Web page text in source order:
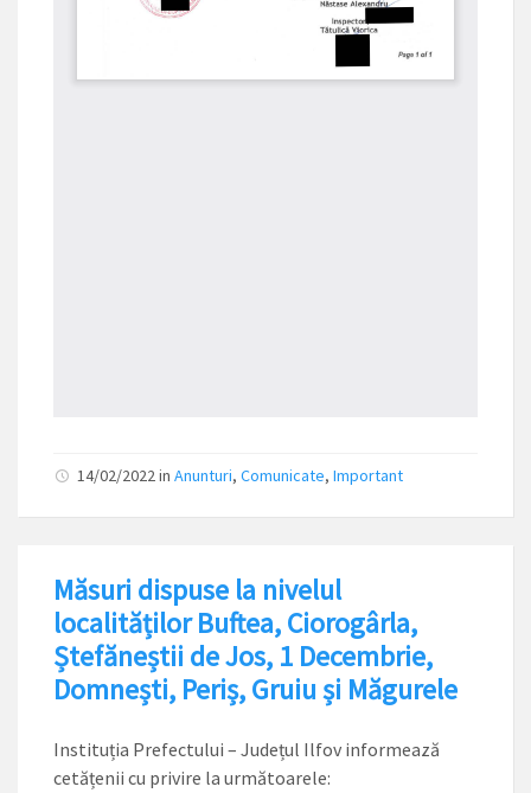
14/02/2022in Anunturi, Comunicate, Important
Măsuri dispuse la nivelul
localităților Buftea, Ciorogârla,
Ștefăneștii de Jos, 1 Decembrie,
Domnești, Periș, Gruiu și Măgurele
Instituția Prefectului – Județul Ilfov informează
cetățenii cu privire la următoarele: